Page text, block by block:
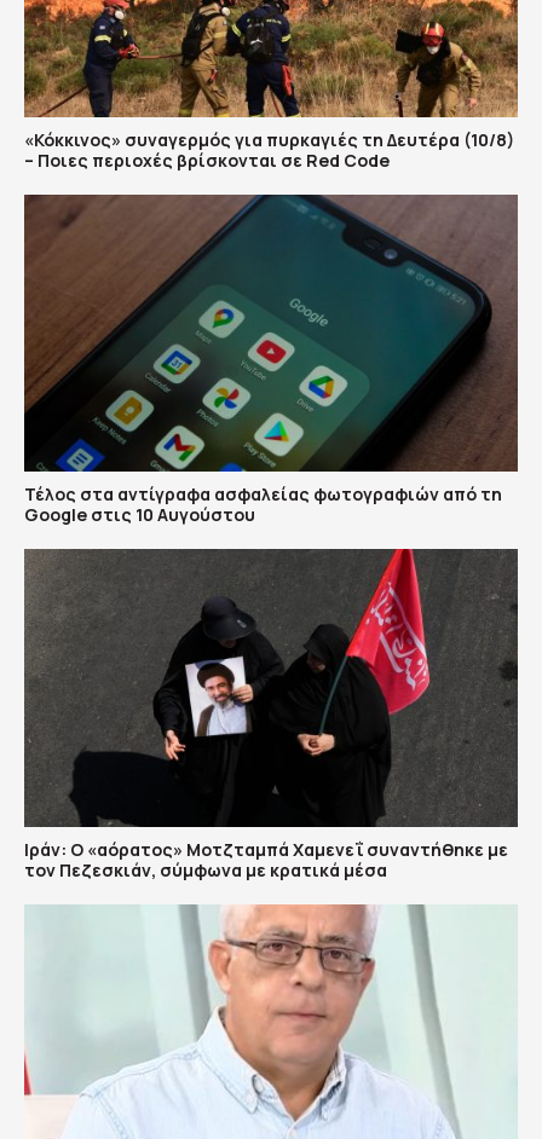
«Κόκκινος» συναγερμός για πυρκαγιές τη Δευτέρα (10/8)
– Ποιες περιοχές βρίσκονται σε Red Code
Τέλος στα αντίγραφα ασφαλείας φωτογραφιών από τη
Google στις 10 Αυγούστου
Ιράν: Ο «αόρατος» Μοτζταμπά Χαμενεΐ συναντήθηκε με
τον Πεζεσκιάν, σύμφωνα με κρατικά μέσα